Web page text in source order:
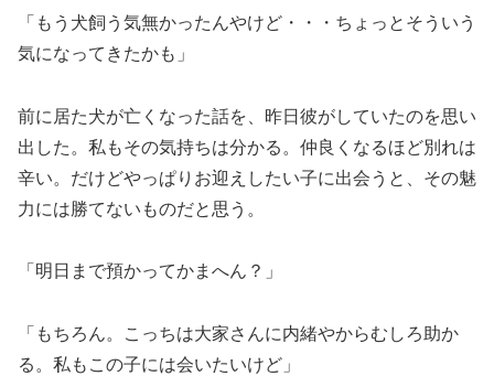
「もう犬飼う気無かったんやけど・・・ちょっとそういう
気になってきたかも」
前に居た犬が亡くなった話を、昨日彼がしていたのを思い
出した。私もその気持ちは分かる。仲良くなるほど別れは
辛い。だけどやっぱりお迎えしたい子に出会うと、その魅
力には勝てないものだと思う。
「明日まで預かってかまへん？」
「もちろん。こっちは大家さんに内緒やからむしろ助か
る。私もこの子には会いたいけど」